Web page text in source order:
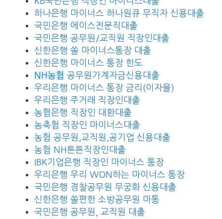
하나은행 마이너스 하나원큐 무직자 신용대출
국민은행 에이스전문직대출
국민은행 공무원/교직원 직장인대출
신한은행 쏠 마이너스통장 대출
신한은행 마이너스 통장 한도
NH농협 공무원가계자금신용대출
우리은행 마이너스 통장 금리(이자율)
우리은행 주거래 직장인대출
농협은행 직장인 대환대출
농축협 직장인 마이너스대출
농협 공무원,교직원,공기업 신용대출
농협 NH튼튼직장인대출
IBK기업은행 직장인 마이너스 통장
우리은행 우리 WON하는 마이너스 통장
국민은행 경찰공무원 무궁화 신용대출
신한은행 쏠편한 소방공무원 마통
국민은행 공무원, 교직원 대출